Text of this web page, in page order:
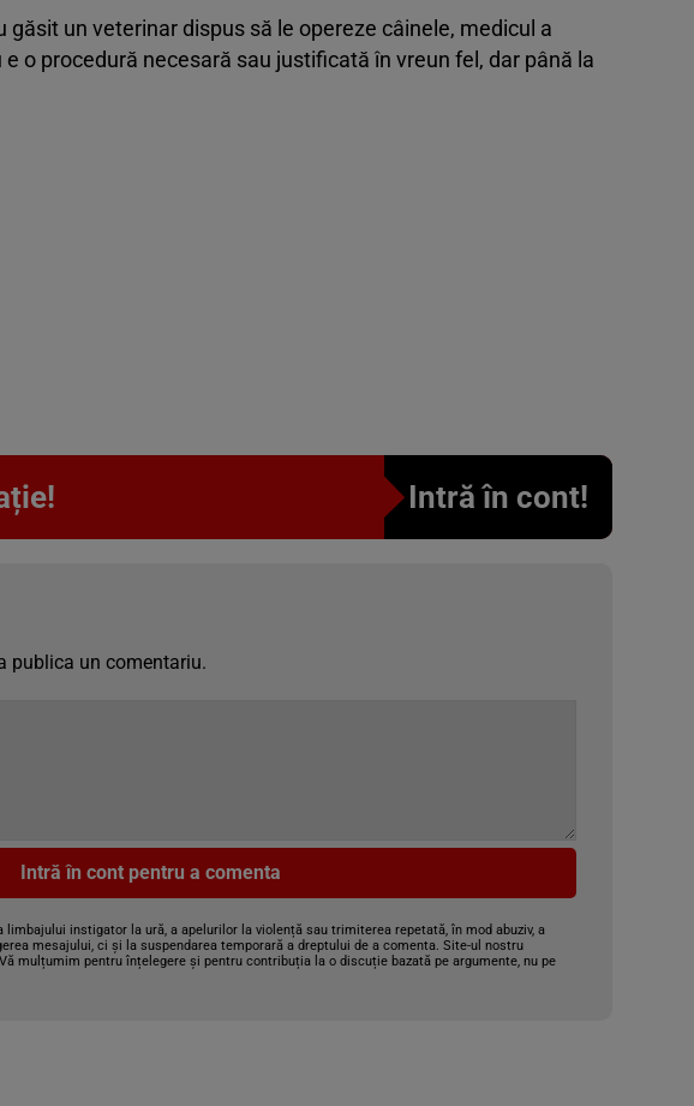
găsit un veterinar dispus să le opereze câinele, medicul a
o procedură necesară sau justificată în vreun fel, dar până la
Intră în cont!
publica un comentariu.
Intră în cont pentru a comenta
instigator la ură, a apelurilor la violență sau trimiterea repetată, în mod abuziv, a
mesajului, ci și la suspendarea temporară a dreptului de a comenta. Site-ul nostru
mulțumim pentru înțelegere și pentru contribuția la o discuție bazată pe argumente, nu pe